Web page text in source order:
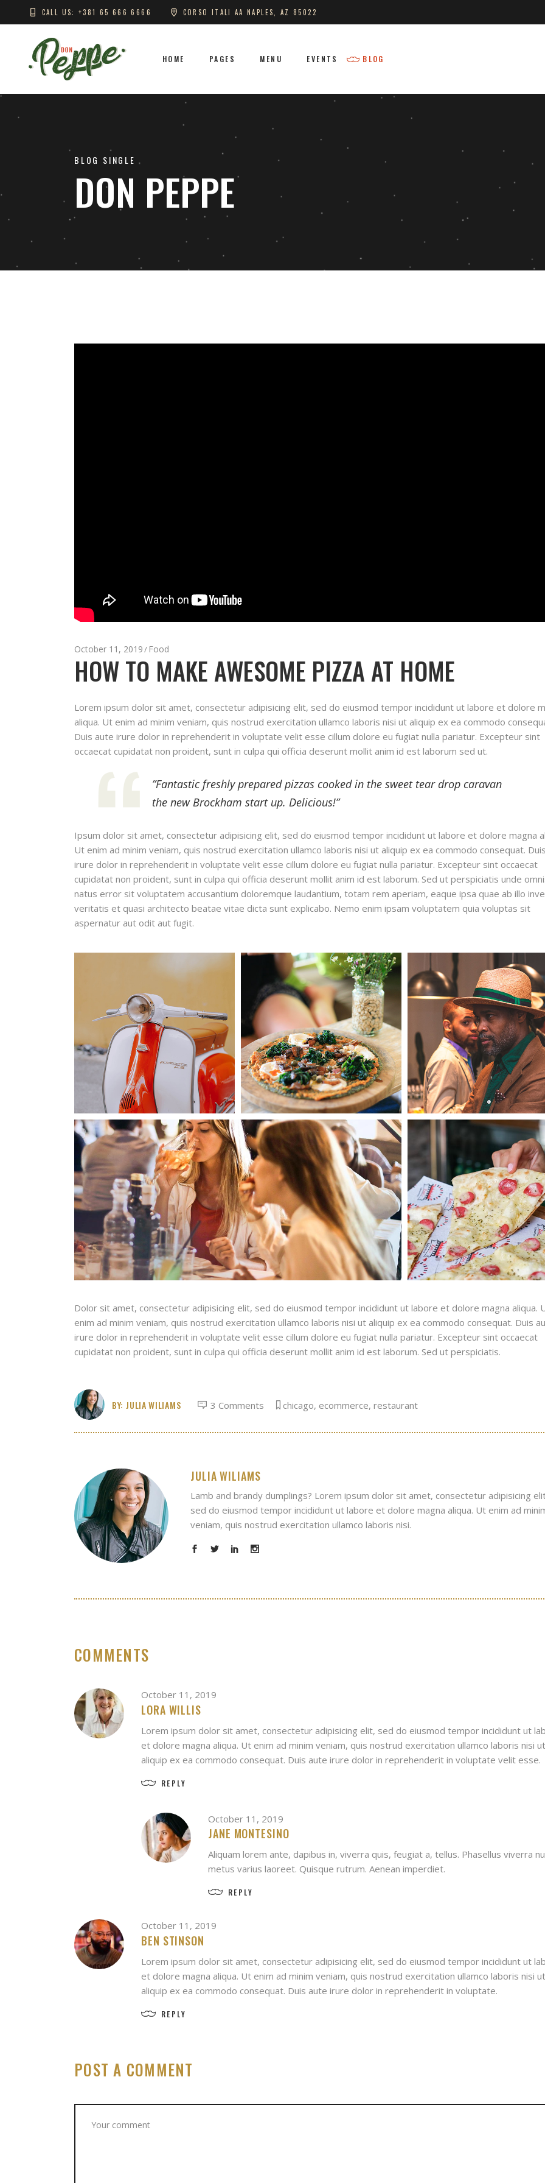
CALL US: +381 65 666 6666 CORSO ITALI AA NAPLES, AZ 85022
HOME PAGES MENU EVENTS BLOG
BLOG SINGLE
DON PEPPE
October 11, 2019 Food
HOW TO MAKE AWESOME PIZZA AT HOME
Lorem ipsum dolor sit amet, consectetur adipisicing elit, sed do eiusmod tempor incididunt ut labore et dolore
aliqua. Ut enim ad minim veniam, quis nostrud exercitation ullamco laboris nisi ut aliquip ex ea commodo
Duis aute irure dolor in reprehenderit in voluptate velit esse cillum dolore eu fugiat nulla pariatur. Excepteur sint
occaecat cupidatat non proident, sunt in culpa qui officia deserunt mollit anim id est laborum sed ut.
”Fantastic freshly prepared pizzas cooked in the sweet tear drop caravan
the new Brockham start up. Delicious!”
Ipsum dolor sit amet, consectetur adipisicing elit, sed do eiusmod tempor incididunt ut labore et dolore magna
Ut enim ad minim veniam, quis nostrud exercitation ullamco laboris nisi ut aliquip ex ea commodo consequat.
irure dolor in reprehenderit in voluptate velit esse cillum dolore eu fugiat nulla pariatur. Excepteur sint occaecat
cupidatat non proident, sunt in culpa qui officia deserunt mollit anim id est laborum. Sed ut perspiciatis unde
natus error sit voluptatem accusantium doloremque laudantium, totam rem aperiam, eaque ipsa quae ab illo
veritatis et quasi architecto beatae vitae dicta sunt explicabo. Nemo enim ipsam voluptatem quia voluptas sit
aspernatur aut odit aut fugit.
Dolor sit amet, consectetur adipisicing elit, sed do eiusmod tempor incididunt ut labore et dolore magna aliqua.
enim ad minim veniam, quis nostrud exercitation ullamco laboris nisi ut aliquip ex ea commodo consequat. Duis
irure dolor in reprehenderit in voluptate velit esse cillum dolore eu fugiat nulla pariatur. Excepteur sint occaecat
cupidatat non proident, sunt in culpa qui officia deserunt mollit anim id est laborum. Sed ut perspiciatis.
BY: JULIA WILIAMS 3 Comments chicago, ecommerce,restaurant
JULIA WILIAMS
Lamb and brandy dumplings? Lorem ipsum dolor sit amet, consectetur adipisicing
sed do eiusmod tempor incididunt ut labore et dolore magna aliqua. Ut enim ad
veniam, quis nostrud exercitation ullamco laboris nisi.
COMMENTS
October 11, 2019
LORA WILLIS
Lorem ipsum dolor sit amet, consectetur adipisicing elit, sed do eiusmod tempor incididunt ut
et dolore magna aliqua. Ut enim ad minim veniam, quis nostrud exercitation ullamco laboris nisi ut
aliquip ex ea commodo consequat. Duis aute irure dolor in reprehenderit in voluptate velit esse.
REPLY
October 11, 2019
JANE MONTESINO
Aliquam lorem ante, dapibus in, viverra quis, feugiat a, tellus. Phasellus viverra
metus varius laoreet. Quisque rutrum. Aenean imperdiet.
REPLY
October 11, 2019
BEN STINSON
Lorem ipsum dolor sit amet, consectetur adipisicing elit, sed do eiusmod tempor incididunt ut
et dolore magna aliqua. Ut enim ad minim veniam, quis nostrud exercitation ullamco laboris nisi ut
aliquip ex ea commodo consequat. Duis aute irure dolor in reprehenderit in voluptate.
REPLY
POST A COMMENT